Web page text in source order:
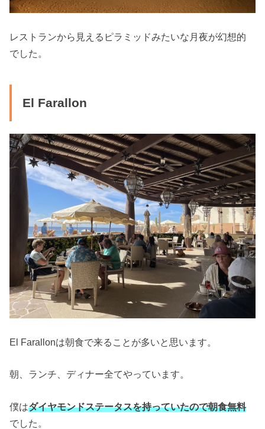
レストランから見えるピラミッドみたいな月夜が幻想的
でした。
El Farallon
El Farallonは朝食で来ることが多いと思います。
朝、ランチ、ディナー全てやっています。
僕はダイヤモンドステータスを持っていたので朝食無料
でした。